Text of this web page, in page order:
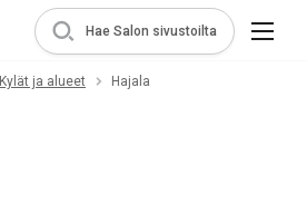
Hae Salon sivustoilta
Kylät ja alueet Hajala